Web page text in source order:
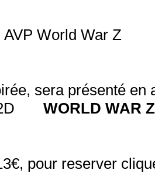
en AVP World
sera présenté en
2D WORLD WAR
pour reserver